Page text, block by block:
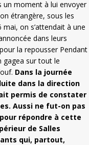
un moment à lui envoyer
étrangère, sous les
on s’attendait à une
dans leurs
la repousser Pendant
gagea sur tout le
Dans la journée
dans la direction
permis de constater
Aussi ne fut-on pas
répondre à cette
de Salles
qui, partout,